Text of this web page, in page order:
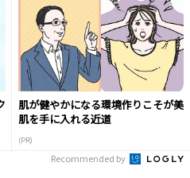
肌が健やかになる環境作りこそが美
肌を手に入れる近道
(PR)
Recommended by